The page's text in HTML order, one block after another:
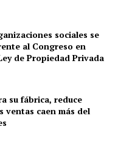
sociales se
al Congreso en
de Propiedad Privada
su fábrica, reduce
ventas caen más del